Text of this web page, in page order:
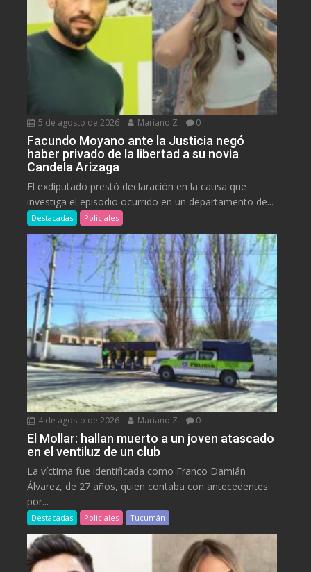
5 de agosto de 2026 Mariano Z 0
Facundo Moyano ante la Justicia negó
haber privado de la libertad a su novia
Candela Arizaga
El exdiputado prestó declaración en la causa que
investiga el episodio ocurrido en un departamento de...
Destacadas Policiales
4 de agosto de 2026 Mariano Z 0
El Mollar: hallan muerto a un joven atascado
en el ventiluz de un club
La víctima fue identificada como Franco Damián
Álvarez, de 27 años, quien contaba con antecedentes
por...
Destacadas Policiales Tucumán